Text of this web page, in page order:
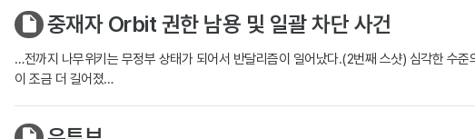
중재자 Orbit 권한 남용 및 일괄 차단 사건
…전까지 나무위키는 무정부 상태가 되어서 반달리즘이 일어났다.(2번째 스샷) 심각한 수
이 조금 더 길어졌…